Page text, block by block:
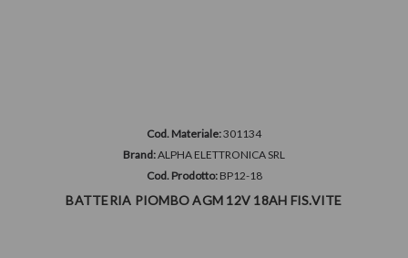
Cod. Materiale:301134
Brand:ALPHA ELETTRONICA SRL
Cod. Prodotto: BP12-18
BATTERIA PIOMBO AGM 12V 18AH FIS.VITE